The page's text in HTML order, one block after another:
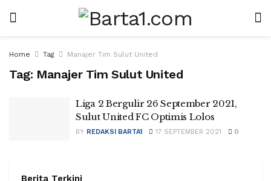
Home Tag Manajer Tim Sulut United
Tag: Manajer Tim Sulut United
Liga 2 Bergulir 26 September 2021,
Sulut United FC Optimis Lolos
BY REDAKSI BARTA1 17 SEPTEMBER 2021 0
Berita Terkini